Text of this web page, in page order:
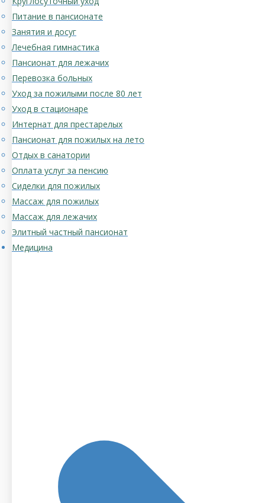
Питание в пансионате
Занятия и досуг
Лечебная гимнастика
Пансионат для лежачих
Перевозка больных
Уход за пожилыми после 80 лет
Уход в стационаре
Интернат для престарелых
Пансионат для пожилых на лето
Отдых в санатории
Оплата услуг за пенсию
Сиделки для пожилых
Массаж для пожилых
Массаж для лежачих
Элитный частный пансионат
Медицина